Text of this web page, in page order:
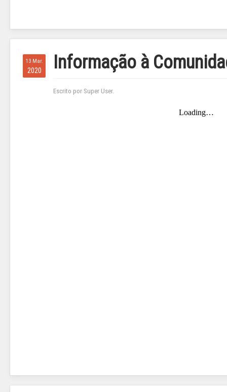
13 Mar.
2020 Informação à
Escrito por Super User.